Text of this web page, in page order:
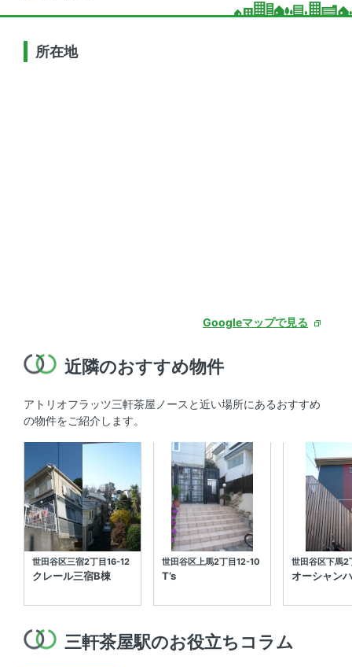
所在地
Googleマップで見る
近隣のおすすめ物件
アトリオフラッツ三軒茶屋ノースと近い場所にあるおすすめ
の物件をご紹介します。
世田谷区三宿2丁目16-12
クレール三宿B棟
世田谷区上馬2丁目12-10
T’s
世田谷区下馬
オーシャン
三軒茶屋駅のお役立ちコラム